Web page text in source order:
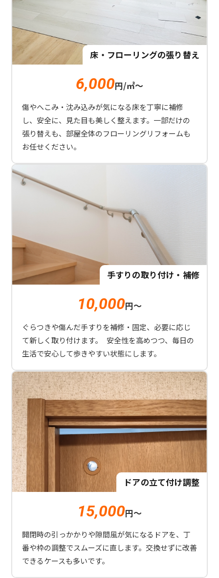
床・フローリングの張り替え
6,000円/㎡～
傷やへこみ・沈み込みが気になる床を丁寧に補修
し、安全に、見た目も美しく整えます。一部だけの
張り替えも、部屋全体のフローリングリフォームも
お任せください。
手すりの取り付け・補修
10,000円～
ぐらつきや傷んだ手すりを補修・固定、必要に応じ
て新しく取り付けます。 安全性を高めつつ、毎日の
生活で安心して歩きやすい状態にします。
ドアの立て付け調整
15,000円～
開閉時の引っかかりや隙間風が気になるドアを、丁
番や枠の調整でスムーズに直します。交換せずに改善
できるケースも多いです。